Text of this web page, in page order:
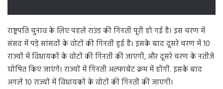
राष्ट्रपति चुनाव के लिए पहले राउंड की गिनती पूरी हो गई है। इस चरण में
संसद में पड़े सांसदों के वोटों की गिनती हुई है। इसके बाद दूसरे चरण में 10
राज्यों में विधायकों के वोटों की गिनती की जाएगी, और दूसरे चरण के नतीजे
घोषित किए जाएंगे। राज्यों में गिनती अल्फाबेट क्रम में होगी. इसके बाद
अगले 10 राज्यों में विधायकों के वोटों की गिनती की जाएगी।